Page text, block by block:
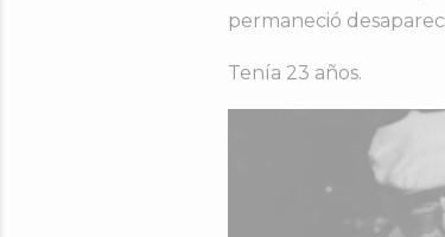
permaneció
Tenía 23 años.